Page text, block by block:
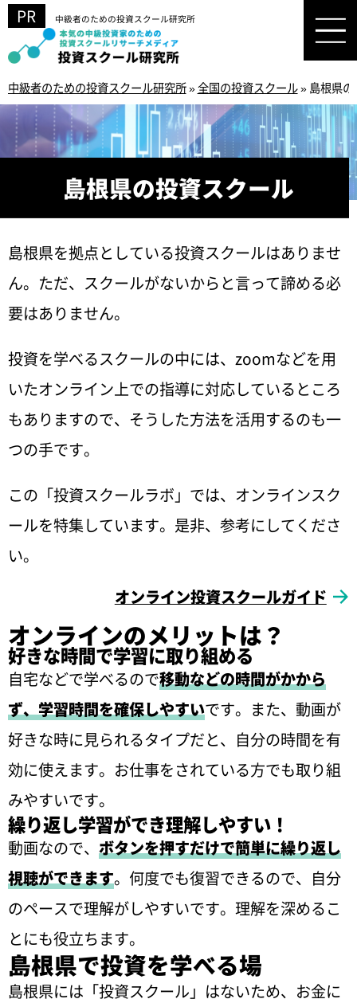
中級者のための投資スクール研究所
中級者のための投資スクール研究所»全国の投資スクール»島根県
島根県の投資スクール
島根県を拠点としている投資スクールはありませ
ん。ただ、スクールがないからと言って諦める必
要はありません。
投資を学べるスクールの中には、zoomなどを用
いたオンライン上での指導に対応しているところ
もありますので、そうした方法を活用するのも一
つの手です。
この「投資スクールラボ」では、オンラインスク
ールを特集しています。是非、参考にしてくださ
い。
オンライン投資スクールガイド
オンラインのメリットは？
好きな時間で学習に取り組める
自宅などで学べるので移動などの時間がかから
ず、学習時間を確保しやすいです。また、動画が
好きな時に見られるタイプだと、自分の時間を有
効に使えます。お仕事をされている方でも取り組
みやすいです。
繰り返し学習ができ理解しやすい！
動画なので、 ボタンを押すだけで簡単に繰り返し
視聴ができます。何度でも復習できるので、自分
のペースで理解がしやすいです。理解を深めるこ
とにも役立ちます。
島根県で投資を学べる場
島根県には「投資スクール」はないため、お金に